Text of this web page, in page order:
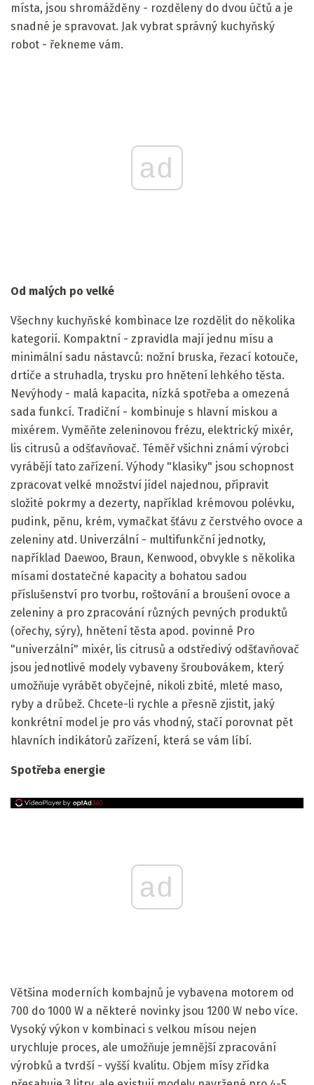
místa, jsou shromážděny - rozděleny do dvou účtů a je
snadné je spravovat. Jak vybrat správný kuchyňský
robot - řekneme vám.
ad
Od malých po velké
Všechny kuchyňské kombinace lze rozdělit do několika
kategorií. Kompaktní - zpravidla mají jednu mísu a
minimální sadu nástavců: nožní bruska, řezací kotouče,
drtiče a struhadla, trysku pro hnětení lehkého těsta.
Nevýhody - malá kapacita, nízká spotřeba a omezená
sada funkcí. Tradiční - kombinuje s hlavní miskou a
mixérem. Vyměňte zeleninovou frézu, elektrický mixér,
lis citrusů a odšťavňovač. Téměř všichni známí výrobci
vyrábějí tato zařízení. Výhody "klasiky" jsou schopnost
zpracovat velké množství jídel najednou, připravit
složité pokrmy a dezerty, například krémovou polévku,
pudink, pěnu, krém, vymačkat šťávu z čerstvého ovoce a
zeleniny atd. Univerzální - multifunkční jednotky,
například Daewoo, Braun, Kenwood, obvykle s několika
mísami dostatečné kapacity a bohatou sadou
příslušenství pro tvorbu, roštování a broušení ovoce a
zeleniny a pro zpracování různých pevných produktů
(ořechy, sýry), hnětení těsta apod. povinné Pro
"univerzální" mixér, lis citrusů a odstředivý odšťavňovač
jsou jednotlivé modely vybaveny šroubovákem, který
umožňuje vyrábět obyčejné, nikoli zbité, mleté ​​maso,
ryby a drůbež. Chcete-li rychle a přesně zjistit, jaký
konkrétní model je pro vás vhodný, stačí porovnat pět
hlavních indikátorů zařízení, která se vám líbí.
Spotřeba energie
ad
Většina moderních kombajnů je vybavena motorem od
700 do 1000 W a některé novinky jsou 1200 W nebo více.
Vysoký výkon v kombinaci s velkou mísou nejen
urychluje proces, ale umožňuje jemnější zpracování
výrobků a tvrdší - vyšší kvalitu. Objem mísy zřídka